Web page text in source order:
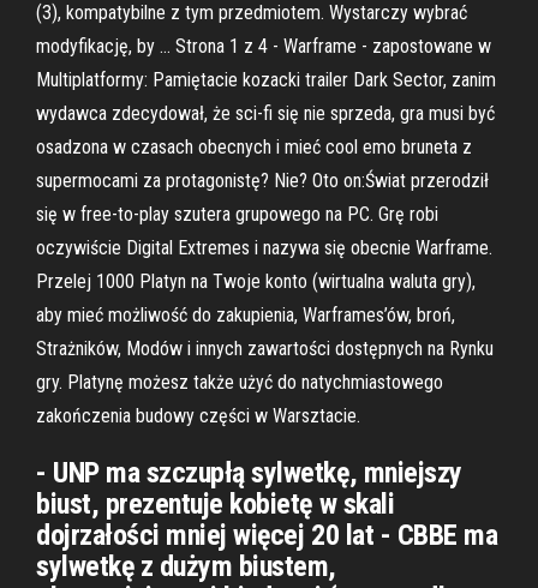
(3), kompatybilne z tym przedmiotem. Wystarczy wybrać
modyfikację, by … Strona 1 z 4 - Warframe - zapostowane w
Multiplatformy: Pamiętacie kozacki trailer Dark Sector, zanim
wydawca zdecydował, że sci-fi się nie sprzeda, gra musi być
osadzona w czasach obecnych i mieć cool emo bruneta z
supermocami za protagonistę? Nie? Oto on:Świat przerodził
się w free-to-play szutera grupowego na PC. Grę robi
oczywiście Digital Extremes i nazywa się obecnie Warframe.
Przelej 1000 Platyn na Twoje konto (wirtualna waluta gry),
aby mieć możliwość do zakupienia, Warframes’ów, broń,
Strażników, Modów i innych zawartości dostępnych na Rynku
gry. Platynę możesz także użyć do natychmiastowego
zakończenia budowy części w Warsztacie.
- UNP ma szczupłą sylwetkę, mniejszy
biust, prezentuje kobietę w skali
dojrzałości mniej więcej 20 lat - CBBE ma
sylwetkę z dużym biustem,